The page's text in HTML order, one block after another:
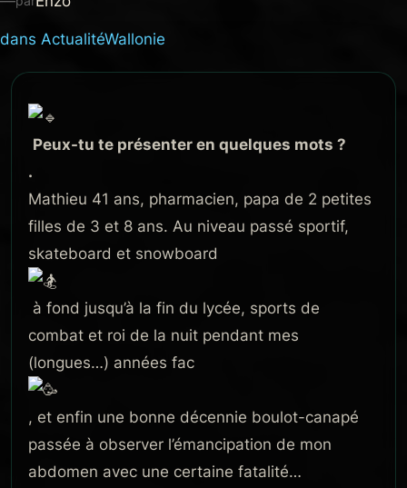
dans ActualitéWallonie
Peux-tu te présenter en quelques mots ?
.
Mathieu 41 ans, pharmacien, papa de 2 petites
filles de 3 et 8 ans. Au niveau passé sportif,
skateboard et snowboard
à fond jusqu’à la fin du lycée, sports de
combat et roi de la nuit pendant mes
(longues…) années fac
, et enfin une bonne décennie boulot-canapé
passée à observer l’émancipation de mon
abdomen avec une certaine fatalité…